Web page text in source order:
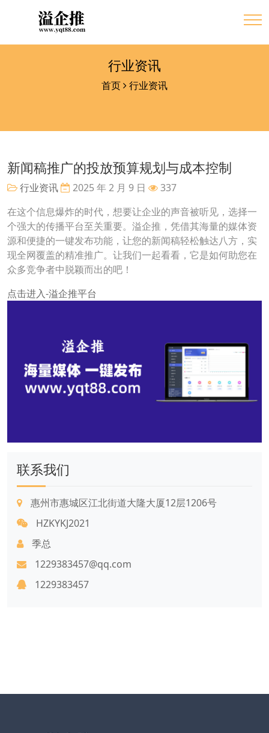
行业资讯
首页 行业资讯
新闻稿推广的投放预算规划与成本控制
行业资讯 2025 年 2 月 9 日
337
在这个信息爆炸的时代，想要让企业的声音被听见，选择一
个强大的传播平台至关重要。溢企推，凭借其海量的媒体资
源和便捷的一键发布功能，让您的新闻稿轻松触达八方，实
现全网覆盖的精准推广。让我们一起看看，它是如何助您在
众多竞争者中脱颖而出的吧！
点击进入-溢企推平台
联系我们
惠州市惠城区江北街道大隆大厦12层1206号
HZKYKJ2021
季总
1229383457@qq.com
1229383457